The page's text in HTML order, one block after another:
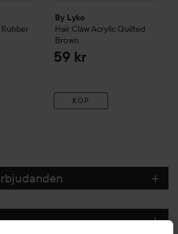
By Lyko
Hair Claw Acrylic Quilted
Brown
59 kr
KÖP